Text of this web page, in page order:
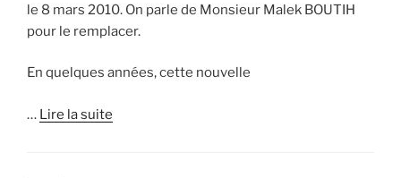
le 8 mars 2010. On parle de Monsieur Malek BOUTIH
pour le remplacer.
En quelques années, cette nouvelle
… Lire la suite